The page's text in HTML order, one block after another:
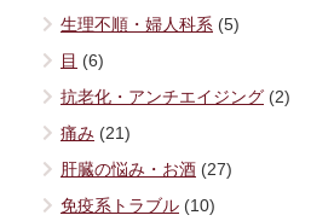
生理不順・婦人科系 (5)
目 (6)
抗老化・アンチエイジング (2)
痛み (21)
肝臓の悩み・お酒 (27)
免疫系トラブル (10)